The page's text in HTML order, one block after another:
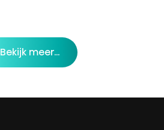
Bekijk meer...